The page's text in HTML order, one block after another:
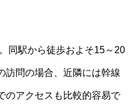
同駅から徒歩およそ15～20
訪問の場合、近隣には幹線
のアクセスも比較的容易で